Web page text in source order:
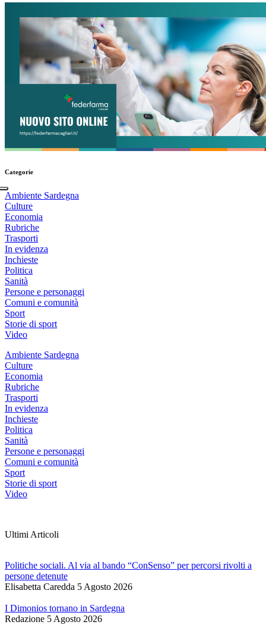
Categorie
Ambiente Sardegna
Culture
Economia
Rubriche
Trasporti
In evidenza
Inchieste
Politica
Sanità
Persone e personaggi
Comuni e comunità
Sport
Storie di sport
Video
Ambiente Sardegna
Culture
Economia
Rubriche
Trasporti
In evidenza
Inchieste
Politica
Sanità
Persone e personaggi
Comuni e comunità
Sport
Storie di sport
Video
Ultimi Articoli
Politiche sociali. Al via al bando “ConSenso” per percorsi rivolti a
persone detenute
Elisabetta Caredda 5 Agosto 2026
I Dimonios tornano in Sardegna
Redazione 5 Agosto 2026